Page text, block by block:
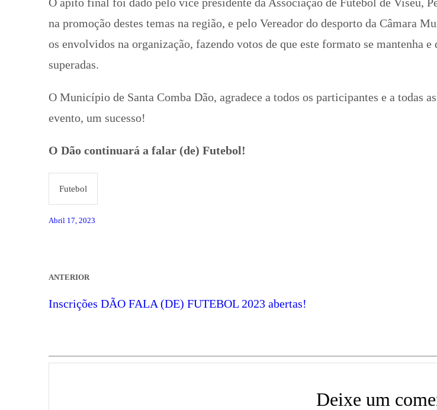
na promoção destes temas na região, e pelo Vereador do desporto da Câmara
os envolvidos na organização, fazendo votos de que este formato se mantenha
superadas.
O Município de Santa Comba Dão, agradece a todos os participantes e a todas
evento, um sucesso!
O Dão continuará a falar (de) Futebol!
Futebol
Abril 17, 2023
ANTERIOR
Inscrições DÃO FALA (DE) FUTEBOL 2023 abertas!
Deixe um